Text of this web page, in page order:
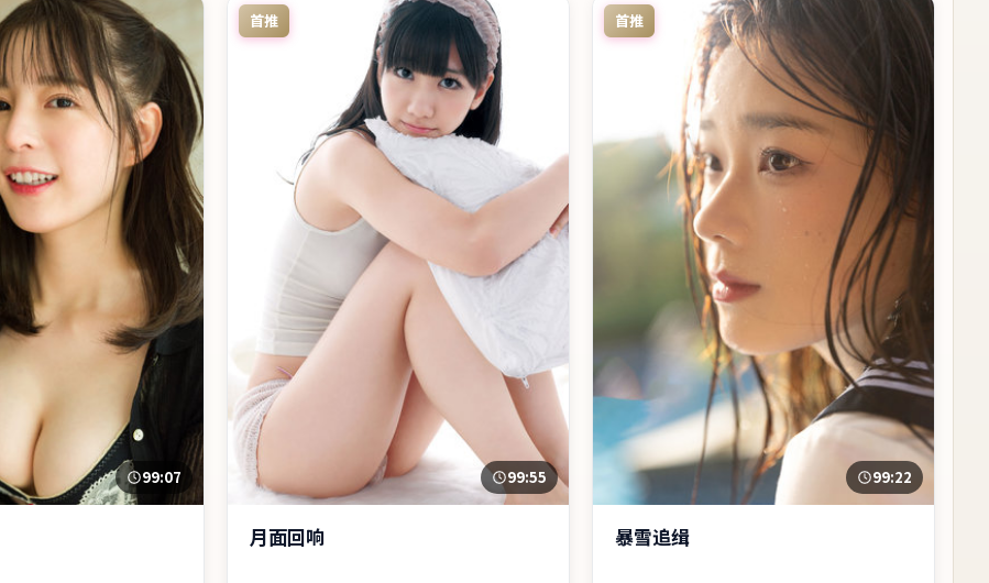
99:07
首推
99:55
月面回响
首推
99:22
暴雪追缉